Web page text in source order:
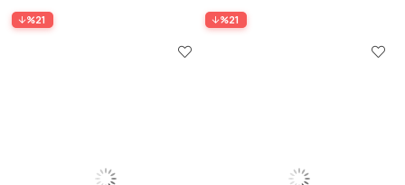
%21 %21